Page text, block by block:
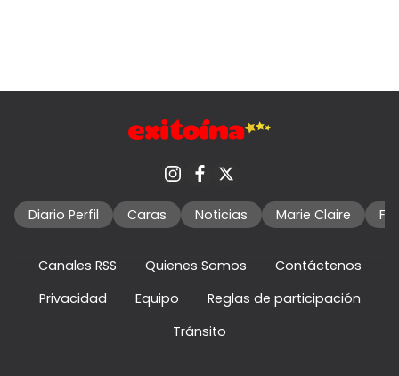
Diario Perfil Caras Noticias Marie Claire
Canales RSS Quienes Somos
Contáctenos
Privacidad
Equipo
Reglas de participación
Tránsito